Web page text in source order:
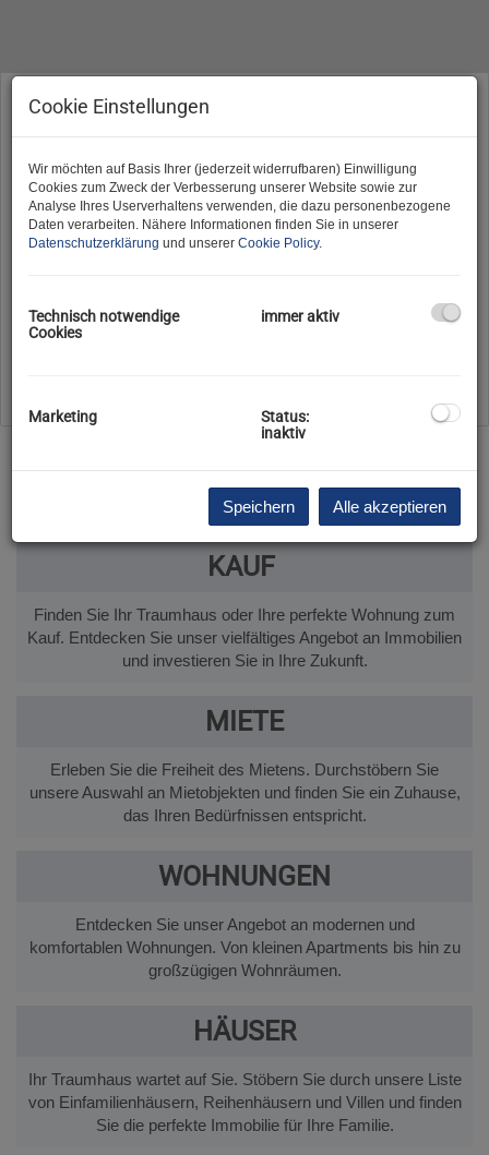
Vermarktungsart
Alle
Miete Kauf
Objektart
KAUF
Finden Sie Ihr Traumhaus oder Ihre perfekte Wohnung zum
Kauf. Entdecken Sie unser vielfältiges Angebot an Immobilien
und investieren Sie in Ihre Zukunft.
MIETE
Erleben Sie die Freiheit des Mietens. Durchstöbern Sie
unsere Auswahl an Mietobjekten und finden Sie ein Zuhause,
das Ihren Bedürfnissen entspricht.
WOHNUNGEN
Entdecken Sie unser Angebot an modernen und
komfortablen Wohnungen. Von kleinen Apartments bis hin zu
großzügigen Wohnräumen.
HÄUSER
Ihr Traumhaus wartet auf Sie. Stöbern Sie durch unsere Liste
von Einfamilienhäusern, Reihenhäusern und Villen und finden
Sie die perfekte Immobilie für Ihre Familie.
Cookie Einstellungen
Wir möchten auf Basis Ihrer (jederzeit widerrufbaren) Einwilligung
Cookies zum Zweck der Verbesserung unserer Website sowie zur
Analyse Ihres Userverhaltens verwenden, die dazu personenbezogene
Daten verarbeiten. Nähere Informationen finden Sie in unserer
Datenschutzerklärung und unserer Cookie Policy.
Technisch notwendige
Cookies
immer aktiv
Marketing
Status:
inaktiv
Speichern Alle akzeptieren